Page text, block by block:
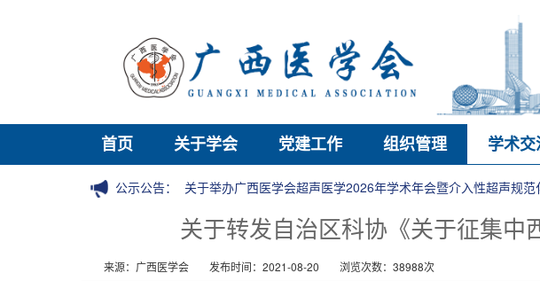
首页 关于学会 党建工作 组织管理 学术交
公示公告： 关于举办广西医学会超声医学2026年学术年会暨介入性超声规
关于转发自治区科协《关于征集中
来源：广西医学会 发布时间：2021-08-20 浏览次数：38988次